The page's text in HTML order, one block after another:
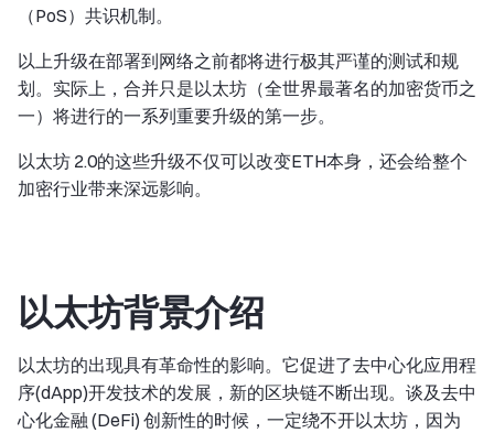
（PoS）共识机制。
以上升级在部署到网络之前都将进行极其严谨的测试和规
划。实际上，合并只是以太坊（全世界最著名的加密货币之
一）将进行的一系列重要升级的第一步。
以太坊 2.0的这些升级不仅可以改变ETH本身，还会给整个
加密行业带来深远影响。
以太坊背景介绍
以太坊的出现具有革命性的影响。它促进了去中心化应用程
序(dApp)开发技术的发展，新的区块链不断出现。谈及去中
心化金融 (DeFi) 创新性的时候，一定绕不开以太坊，因为